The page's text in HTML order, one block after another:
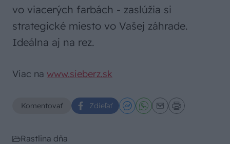
vo viacerých farbách - zaslúžia si
strategické miesto vo Vašej záhrade.
Ideálna aj na rez.
Viac na www.sieberz.sk
Komentovať Zdieľať
Rastlina dňa